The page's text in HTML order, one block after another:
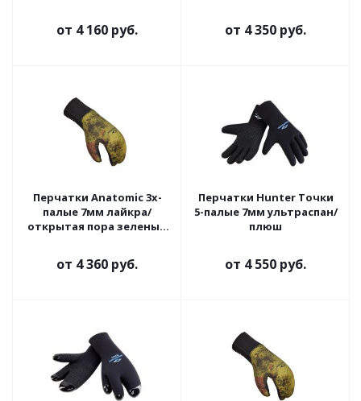
от 4 160 руб. от 4 350 руб.
Перчатки Anatomic 3х-
палые 7мм лайкра/
открытая пора зеленый
от 4 360 руб.
Перчатки Hunter Точки
5-палые 7мм ультраспан/
плюш
от 4 550 руб.